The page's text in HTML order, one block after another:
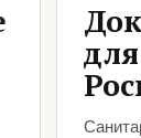
для